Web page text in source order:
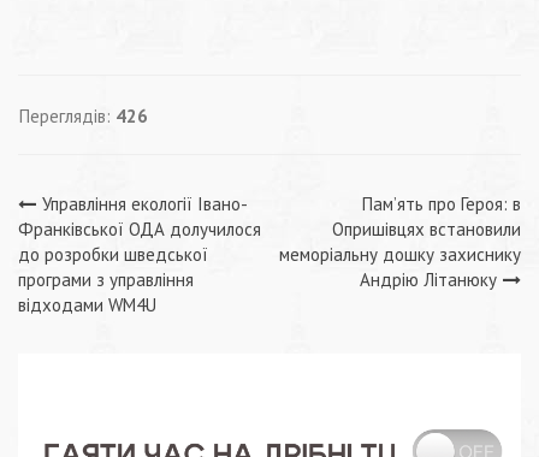
Переглядів: 426
Навігація
записів
Управління екології Івано-
Франківської ОДА долучилося
до розробки шведської
програми з управління
відходами WM4U
Пам’ять про Героя: в
Опришівцях встановили
меморіальну дошку захиснику
Андрію Літанюку